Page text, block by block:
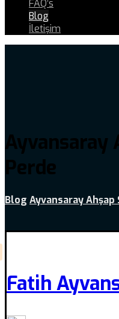
FAQ’s
Blog
İletişim
Ayvansaray
Perde
Blog Ayvansaray Ahşap
Fatih